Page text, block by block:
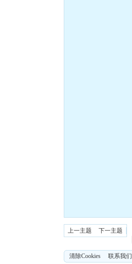
上一主题
下一主题
清除Cookies 联系我们